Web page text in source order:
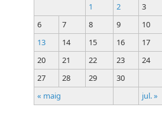
« maig jul. »
1 2 3
6
7 8 9 10
13
14 15 16 17
20
21 22 23 24
27
28 29 30